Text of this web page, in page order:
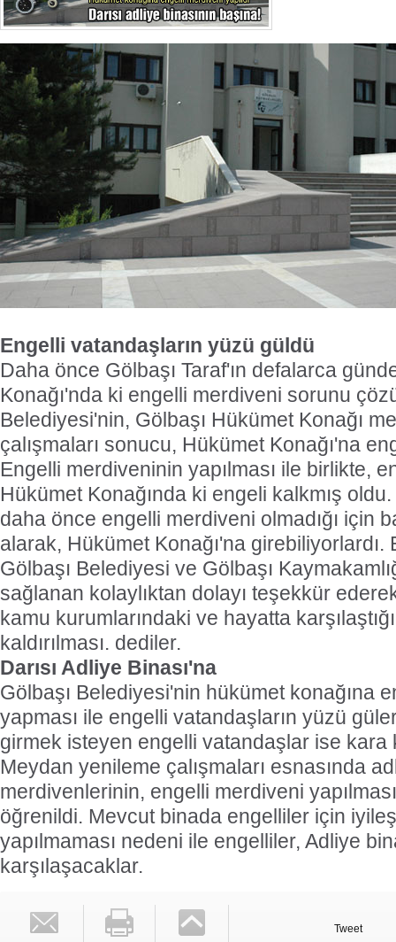
Engelli vatandaşların yüzü güldü
Daha önce Gölbaşı Taraf'ın defalarca
Konağı'nda ki engelli merdiveni sorunu
Belediyesi'nin, Gölbaşı Hükümet Konağı
çalışmaları sonucu, Hükümet Konağı'na
Engelli merdiveninin yapılması ile birlikte,
Hükümet Konağında ki engeli kalkmış
daha önce engelli merdiveni olmadığı için
alarak, Hükümet Konağı'na girebiliyorlardı.
Gölbaşı Belediyesi ve Gölbaşı
sağlanan kolaylıktan dolayı teşekkür
kamu kurumlarındaki ve hayatta
kaldırılması. dediler.
Darısı Adliye Binası'na
Gölbaşı Belediyesi'nin hükümet konağına
yapması ile engelli vatandaşların yüzü
girmek isteyen engelli vatandaşlar ise kara
Meydan yenileme çalışmaları esnasında
merdivenlerinin, engelli merdiveni
öğrenildi. Mevcut binada engelliler için
yapılmaması nedeni ile engelliler, Adliye
karşılaşacaklar.
Tweet